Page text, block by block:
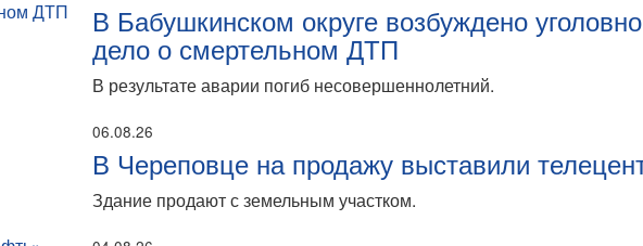
В Бабушкинском округе возбуждено
дело о смертельном ДТП
В результате аварии погиб несовершеннолетний.
06.08.26
В Череповце на продажу выставили
Здание продают с земельным участком.